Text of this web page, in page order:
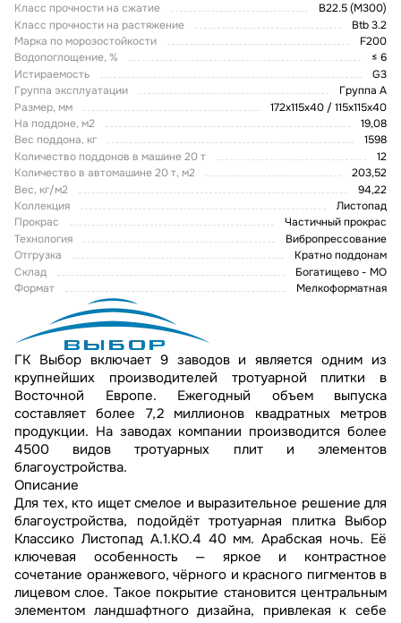
Класс прочности на сжатие
B22.5 (M300)
Класс прочности на растяжение
Btb 3.2
Марка по морозостойкости
F200
Водопоглощение, %
≤ 6
Истираемость
G3
Группа эксплуатации
Группа А
Размер, мм
172х115х40 / 115х115х40
На поддоне, м2
19,08
Вес поддона, кг
1598
Количество поддонов в машине 20 т
12
Количество в автомашине 20 т, м2
203,52
Вес, кг/м2
94,22
Коллекция
Листопад
Прокрас
Частичный прокрас
Технология
Вибропрессование
Отгрузка
Кратно поддонам
Склад
Богатищево - МО
Формат
Мелкоформатная
ГК Выбор включает 9 заводов и является одним из
крупнейших производителей тротуарной плитки в
Восточной Европе. Ежегодный объем выпуска
составляет более 7,2 миллионов квадратных метров
продукции. На заводах компании производится более
4500 видов тротуарных плит и элементов
благоустройства.
Описание
Для тех, кто ищет смелое и выразительное решение для
благоустройства, подойдёт тротуарная плитка Выбор
Классико Листопад А.1.КО.4 40 мм. Арабская ночь. Её
ключевая особенность — яркое и контрастное
сочетание оранжевого, чёрного и красного пигментов в
лицевом слое. Такое покрытие становится центральным
элементом ландшафтного дизайна, привлекая к себе